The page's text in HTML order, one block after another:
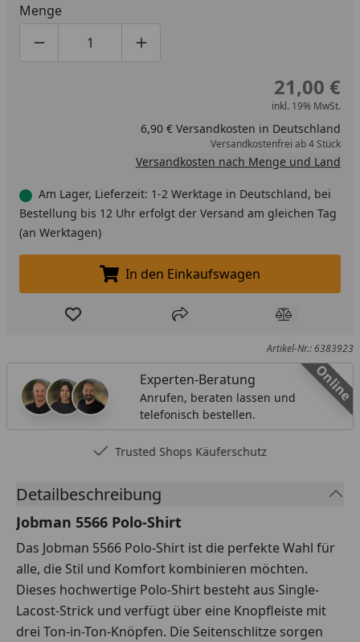
Menge
Produktmenge um eins verringern
Produktmenge manuell eingeben
Produktmenge um eins erhöhen
21,00 €
inkl. 19% MwSt.
6,90 € Versandkosten in Deutschland
Versandkostenfrei ab 4 Stück
Versandkosten nach Menge und Land
Am Lager, Lieferzeit: 1-2 Werktage in Deutschland, bei
Bestellung bis 12 Uhr erfolgt der Versand am gleichen Tag
(an Werktagen)
In den Einkaufswagen legen
In den Einkaufswagen
Produkt zur Wunschliste hinzufügen
Teilen Produkt
Artikel-Nr.: 6383923
Online
Experten-Beratung
Anrufen, beraten lassen und
telefonisch bestellen.
Trusted Shops Käuferschutz
Detailbeschreibung
Jobman 5566 Polo-Shirt
Das Jobman 5566 Polo-Shirt ist die perfekte Wahl für
alle, die Stil und Komfort kombinieren möchten.
Dieses hochwertige Polo-Shirt besteht aus Single-
Lacost-Strick und verfügt über eine Knopfleiste mit
drei Ton-in-Ton-Knöpfen. Die Seitenschlitze sorgen